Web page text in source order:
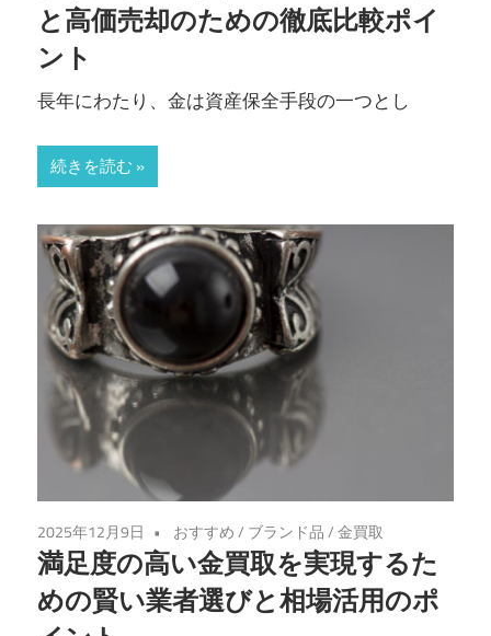
と高価売却のための徹底比較ポイ
ント
長年にわたり、金は資産保全手段の一つとし
続きを読む
2025年12月9日 おすすめ/ ブランド品/金買取
満足度の高い金買取を実現するた
めの賢い業者選びと相場活用のポ